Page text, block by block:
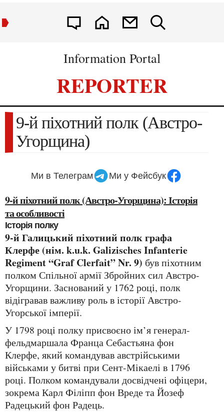
Information Portal
REPORTER
9-й піхотний полк (Австро-
Угорщина)
Ми в Телеграм Ми у Фейсбук
9-й піхотний полк (Австро-Угорщина): Історія
та особливості
Історія полку
9-й Галицький піхотний полк графа
Клерфе (нім. k.u.k. Galizisches Infanterie
Regiment “Graf Clerfait” Nr. 9) був піхотним
полком Спільної армії Збройних сил Австро-
Угорщини. Заснований у 1762 році, полк
відігравав важливу роль в історії Австро-
Угорської імперії.
У 1798 році полку присвоєно ім’я генерал-
фельдмаршала Франца Себастьяна фон
Клерфе, який командував австрійськими
військами у битві при Сент-Мікаелі в 1796
році. Полком командували досвідчені офіцери,
зокрема Карл Філіпп фон Вреде та Йозеф
Радецький фон Радець.